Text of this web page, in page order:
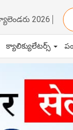
2026
క్యాలిక్యులేటర్స్